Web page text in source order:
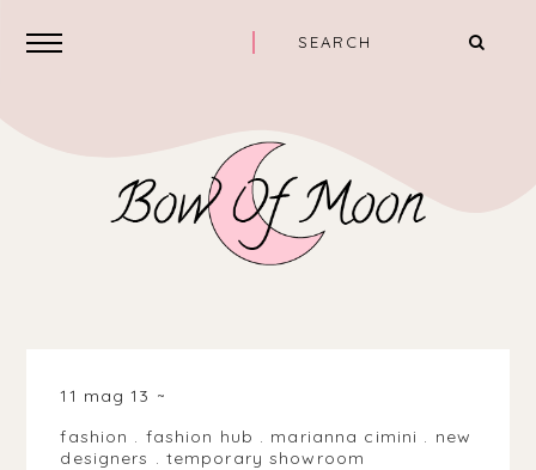
11 mag 13
fashion . fashion hub . marianna cimini . new
designers . temporary showroom